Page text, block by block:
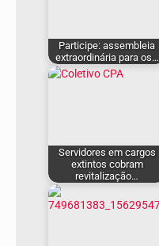
Participe: assembleia
extraordinária para os…
Servidores em cargos
extintos cobram
revitalização…